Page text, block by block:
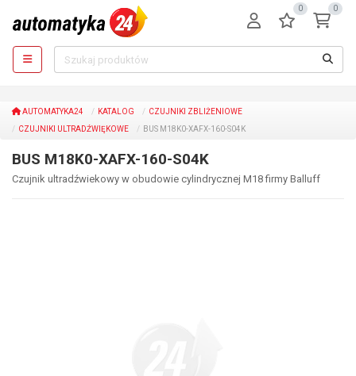
0 0
AUTOMATYKA24 KATALOG
CZUJNIKI ZBLIŻENIOWE
CZUJNIKI ULTRADŹWIĘKOWE
BUS M18K0-XAFX-160-S04K
BUS M18K0-XAFX-160-S04K
Czujnik ultradźwiekowy w obudowie cylindrycznej M18 firmy Balluff